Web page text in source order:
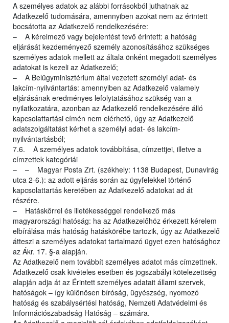
A személyes adatok az alábbi forrásokból juthatnak az
Adatkezelő tudomására, amennyiben azokat nem az érintett
bocsátotta az Adatkezelő rendelkezésére:
– A kérelmező vagy bejelentést tevő érintett: a hatóság
eljárását kezdeményező személy azonosításához szükséges
személyes adatok mellett az általa önként megadott személyes
adatokat is kezeli az Adatkezelő;
– A Belügyminisztérium által vezetett személyi adat- és
lakcím-nyilvántartás: amennyiben az Adatkezelő valamely
eljárásának eredményes lefolytatásához szükség van a
nyilatkozatára, azonban az Adatkezelő rendelkezésére álló
kapcsolattartási címén nem elérhető, úgy az Adatkezelő
adatszolgáltatást kérhet a személyi adat- és lakcím-
nyilvántartásból;
7.6. A személyes adatok továbbítása, címzettjei, illetve a
címzettek kategóriái
– – Magyar Posta Zrt. (székhely: 1138 Budapest, Dunavirág
utca 2-6.): az adott eljárás során az ügyfelekkel történő
kapcsolattartás keretében az Adatkezelő adatokat ad át
részére.
– Hatáskörrel és illetékességgel rendelkező más
magyarországi hatóság: ha az Adatkezelőhöz érkezett kérelem
elbírálása más hatóság hatáskörébe tartozik, úgy az Adatkezelő
átteszi a személyes adatokat tartalmazó ügyet ezen hatósághoz
az Ákr. 17. §-a alapján.
Az Adatkezelő nem továbbít személyes adatot más címzettnek.
Adatkezelő csak kivételes esetben és jogszabályi kötelezettség
alapján adja át az Érintett személyes adatait állami szervek,
hatóságok – így különösen bíróság, ügyészség, nyomozó
hatóság és szabálysértési hatóság, Nemzeti Adatvédelmi és
Információszabadság Hatóság – számára.